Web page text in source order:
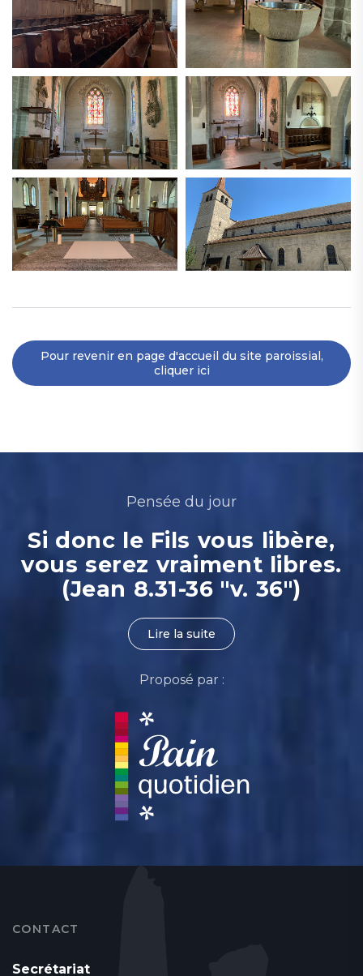
Pour revenir en page d'accueil du site paroissial,
cliquer ici
Pensée du jour
Si donc le Fils vous libère,
vous serez vraiment libres.
(Jean 8.31-36 "v. 36")
Lire la suite
Proposé par :
CONTACT
Secrétariat